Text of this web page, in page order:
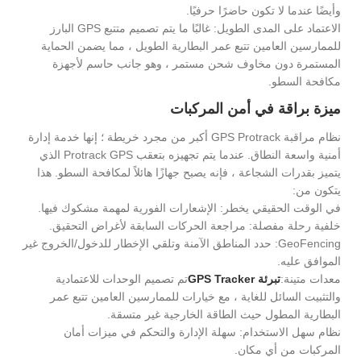
وأيضًا عندما لا تكون حاضرًا حرفيًا.
الاعتماد على المدى الطويل: غالبًا ما يتم تصميم متتبع GPS البارز
للممارسين العامين تتبع عمر البطارية الطويل ، مما يضمن الحماية
المستمرة دون مخاوف شحن مستمر ، وهو جانب حاسم لأجهزة
مكافحة السطو.
ميزة براقة في أمن المركبات
نظام مراقبة GPS Protrack أكبر من مجرد خريطة ؛ إنها خدمة إدارة
أمنية واسعة النطاق. عندما يتم تجهيزه بتعقب Protrack GPS الذي
يتميز بقدرات الشجاعة ، فإنه يصبح جهازًا هائلاً لمكافحة السطو. هذا
يتكون من:
في الوقت الحقيقي يخطر: الإشعارات الفورية لمهمة مشكوك فيها.
خلفية رحلة مفصلة: مراجعة الحركات السابقة لأغراض التحقيق.
GeoFencing: حدد المناطق الآمنة وتلقي الإخطار للدخول/الخروج غير
الموافق عليه.
معدات متينة:تبرئة GPS Tracker
تم تصميم الوحدات للاعتمادية
والتثبيت السائل للغاية ، مع خيارات للممارسين العامين تتبع عمر
البطارية المطول حيث الطاقة الخارجية غير متسقة.
نظام سهل الاستخدام: سهلة الإدارة والتحكم في ميزات أمان
المركبات من أي مكان.